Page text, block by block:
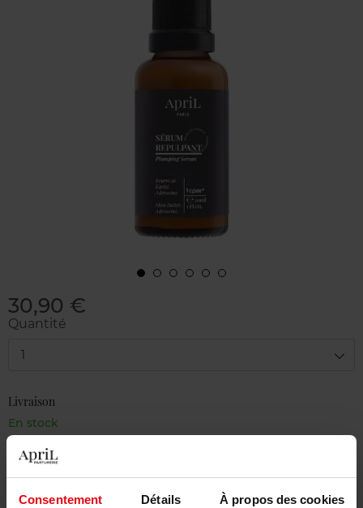
Consentement Détails À propos des cookies
30,90 €
Quantité
1
Livraison
En stock
Livraison gratuite à partir de 50€